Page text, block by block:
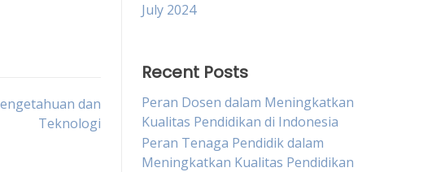
dan
Teknologi
July 2024
Recent Posts
Peran Dosen dalam Meningkatkan
Kualitas Pendidikan di Indonesia
Peran Tenaga Pendidik dalam
Meningkatkan Kualitas Pendidikan